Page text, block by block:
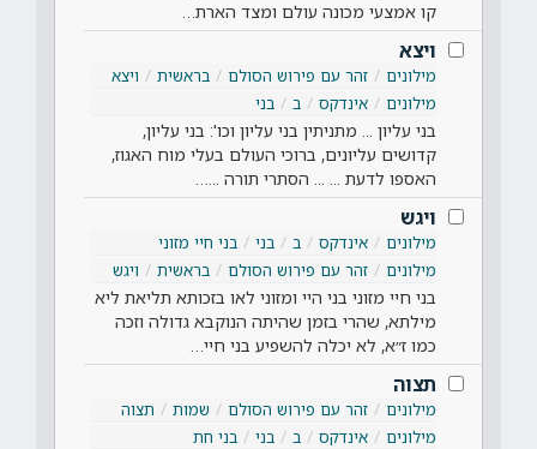
קו אמצעי מכונה עולם ומצד הארת…
ויצא
מילונים זהר עם פירוש הסולם בראשית
ויצא
מילונים
אינדקס ב בני
בני עליון ... מתניתין בני עליון וכו': בני עליון,
קדושים עליונים, ברוכי העולם בעלי מוח האגוז,
האספו לדעת ... ... הסתרי תורה ...…
ויגש
מילונים אינדקס ב בני
בני חיי מזוני
מילונים
זהר עם פירוש הסולם בראשית ויגש
בני חיי מזוני בני היי ומזוני לאו בזכותא תליאת ליא
מילתא, שהרי בזמן שהיתה הנוקבא גדולה וזכה
כמו ז״א, לא יכלה להשפיע בני חיי…
תצוה
מילונים זהר עם פירוש הסולם שמות
תצוה
מילונים
אינדקס ב בני בני חת